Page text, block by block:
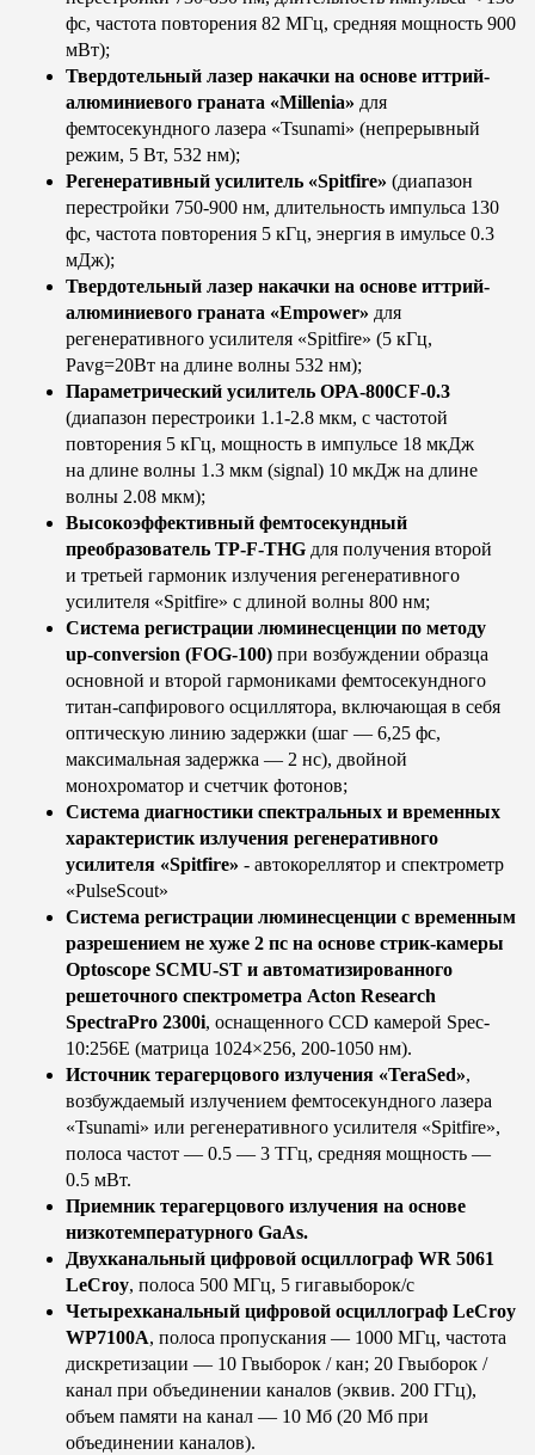
фс, частота повторения 82 МГц, средняя мощность 900
мВт);
Твердотельный лазер накачки на основе иттрий-
алюминиевого граната «Millenia» для
фемтосекундного лазера «Tsunami» (непрерывный
режим, 5 Вт, 532 нм);
Регенеративный усилитель «Spitfire» (диапазон
перестройки 750-900 нм, длительность импульса 130
фс, частота повторения 5 кГц, энергия в имульсе 0.3
мДж);
Твердотельный лазер накачки на основе иттрий-
алюминиевого граната «Empower» для
регенеративного усилителя «Spitfire» (5 кГц,
Pavg=20Вт на длине волны 532 нм);
Параметрический усилитель OPA-800CF-0.3
(диапазон перестроики 1.1-2.8 мкм, с частотой
повторения 5 кГц, мощность в импульсе 18 мкДж
на длине волны 1.3 мкм (signal) 10 мкДж на длине
волны 2.08 мкм);
Высокоэффективный фемтосекундный
преобразователь TP-F-THG для получения второй
и третьей гармоник излучения регенеративного
усилителя «Spitfire» с длиной волны 800 нм;
Система регистрации люминесценции по методу
up-conversion (FOG-100) при возбуждении образца
основной и второй гармониками фемтосекундного
титан-сапфирового осциллятора, включающая в себя
оптическую линию задержки (шаг — 6,25 фс,
максимальная задержка — 2 нс), двойной
монохроматор и счетчик фотонов;
Система диагностики спектральных и временных
характеристик излучения регенеративного
усилителя «Spitfire» - автокореллятор и спектрометр
«PulseScout»
Система регистрации люминесценции с временным
разрешением не хуже 2 пс на основе стрик-камеры
Optoscope SCMU-ST и автоматизированного
решеточного спектрометра Acton Research
SpectraPro 2300i, оснащенного CCD камерой Spec-
10:256Е (матрица 1024×256, 200-1050 нм).
Источник терагерцового излучения «TeraSed»,
возбуждаемый излучением фемтосекундного лазера
«Tsunami» или регенеративного усилителя «Spitfire»,
полоса частот — 0.5 — 3 ТГц, средняя мощность —
0.5 мВт.
Приемник терагерцового излучения на основе
низкотемпературного GaAs.
Двухканальный цифровой осциллограф WR 5061
LeCroy, полоса 500 МГц, 5 гигавыборок/с
Четырехканальный цифровой осциллограф LeCroy
WP7100A, полоса пропускания — 1000 МГц, частота
дискретизации — 10 Гвыборок / кан; 20 Гвыборок /
канал при объединении каналов (эквив. 200 ГГц),
объем памяти на канал — 10 Мб (20 Мб при
объединении каналов).